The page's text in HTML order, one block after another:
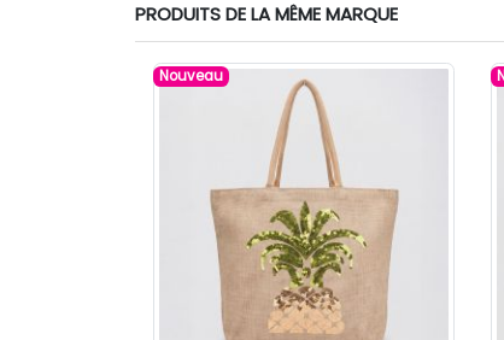
PRODUITS DE LA MÊME MARQUE
Nouveau